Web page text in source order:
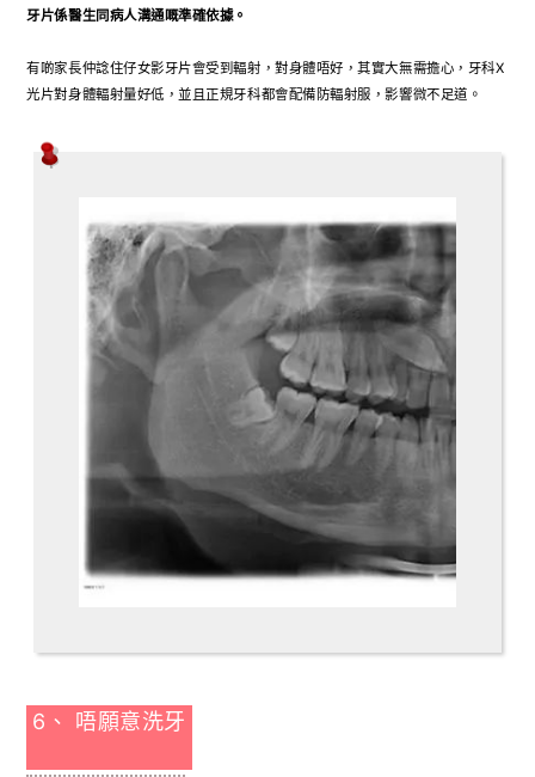
牙片係醫生同病人溝通嘅準確依據。
有啲家長仲諗住仔女影牙片會受到輻射，對身體唔好，其實大無需擔心，牙科X
光片對身體輻射量好低，並且正規牙科都會配備防輻射服，影響微不足道。
6、 唔願意洗牙